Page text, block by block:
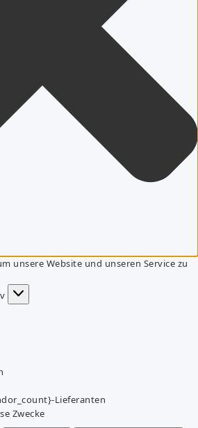
unsere Website und unseren Service zu
Lieferanten
Zwecke